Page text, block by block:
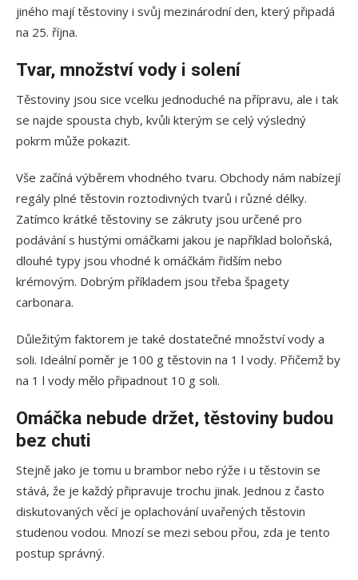
jiného mají těstoviny i svůj mezinárodní den, který připadá
na 25. října.
Tvar, množství vody i solení
Těstoviny jsou sice vcelku jednoduché na přípravu, ale i tak
se najde spousta chyb, kvůli kterým se celý výsledný
pokrm může pokazit.
Vše začíná výběrem vhodného tvaru. Obchody nám nabízejí
regály plné těstovin roztodivných tvarů i různé délky.
Zatímco krátké těstoviny se zákruty jsou určené pro
podávání s hustými omáčkami jakou je například boloňská,
dlouhé typy jsou vhodné k omáčkám řidším nebo
krémovým. Dobrým příkladem jsou třeba špagety
carbonara.
Důležitým faktorem je také dostatečné množství vody a
soli. Ideální poměr je 100 g těstovin na 1 l vody. Přičemž by
na 1 l vody mělo připadnout 10 g soli.
Omáčka nebude držet, těstoviny budou
bez chuti
Stejně jako je tomu u brambor nebo rýže i u těstovin se
stává, že je každý připravuje trochu jinak. Jednou z často
diskutovaných věcí je oplachování uvařených těstovin
studenou vodou. Mnozí se mezi sebou přou, zda je tento
postup správný.